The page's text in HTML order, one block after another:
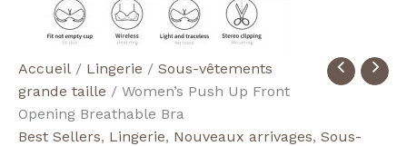
Accueil / Lingerie / Sous-vêtements
grande taille / Women’s Push Up Front
Opening Breathable Bra
Best Sellers, Lingerie, Nouveaux arrivages, Sous-
quantité
de
Women's
Push